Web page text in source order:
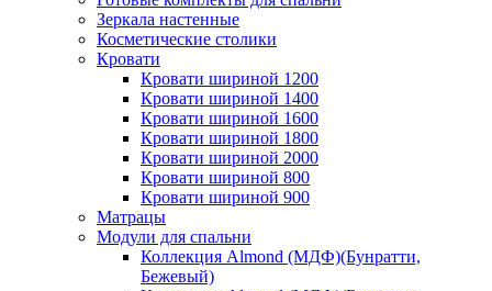
Зеркала настенные
Косметические столики
Кровати
Кровати шириной 1200
Кровати шириной 1400
Кровати шириной 1600
Кровати шириной 1800
Кровати шириной 2000
Кровати шириной 800
Кровати шириной 900
Матрацы
Модули для спальни
Коллекция Almond (МДФ)(Бунратти,
Бежевый)